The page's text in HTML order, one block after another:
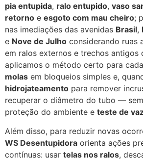
pia entupida, ralo entupido, vaso
retorno e esgoto com mau cheiro;
nas imediações das avenidas Brasil,
e Nove de Julho considerando ruas
em ralos externos e trechos antigos
aplicamos o método certo para
molas em bloqueios simples e,
hidrojateamento para remover
recuperar o diâmetro do tubo —
proteção do ambiente e teste de
Além disso, para reduzir novas
WS Desentupidora orienta ações
contínuas: usar telas nos ralos,